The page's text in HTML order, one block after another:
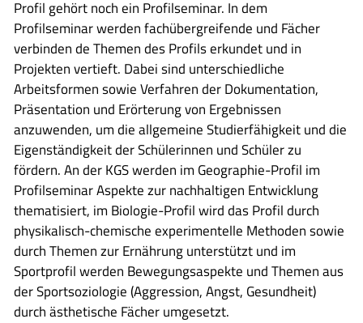
Profil gehört noch ein Profilseminar. In dem
Profilseminar werden fachübergreifende und Fächer
verbinden de Themen des Profils erkundet und in
Projekten vertieft. Dabei sind unterschiedliche
Arbeitsformen sowie Verfahren der Dokumentation,
Präsentation und Erörterung von Ergebnissen
anzuwenden, um die allgemeine Studierfähigkeit und die
Eigenständigkeit der Schülerinnen und Schüler zu
fördern. An der KGS werden im Geographie-Profil im
Profilseminar Aspekte zur nachhaltigen Entwicklung
thematisiert, im Biologie-Profil wird das Profil durch
physikalisch-chemische experimentelle Methoden sowie
durch Themen zur Ernährung unterstützt und im
Sportprofil werden Bewegungsaspekte und Themen aus
der Sportsoziologie (Aggression, Angst, Gesundheit)
durch ästhetische Fächer umgesetzt.